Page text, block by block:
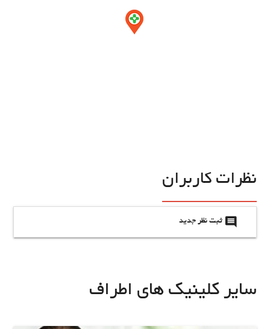
نظرات کاربران
insert_comment ثبت نظر جدید
سایر کلینیک های اطراف